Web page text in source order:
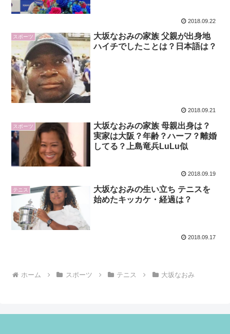
2018.09.22
スポーツ
大坂なおみの家族 父親が出身地
ハイチでしたことは？日本語は？
2018.09.21
スポーツ
大坂なおみの家族 母親出身は？
実家は大阪？年齢？ハーフ？離婚
してる？上島竜兵LuLu似
2018.09.19
テニス
大坂なおみの生い立ち テニスを
始めたキッカケ・経過は？
2018.09.17
ホーム スポーツ テニス 大坂なおみ